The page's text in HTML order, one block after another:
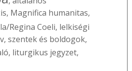
, Magnifica humanitas,
Regina Coeli, lelkiségi
, szentek és boldogok,
, liturgikus jegyzet,